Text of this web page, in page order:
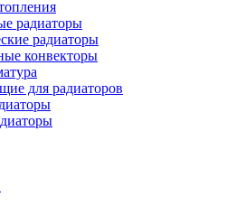
радиаторы
радиаторы
конвекторы
для радиаторов